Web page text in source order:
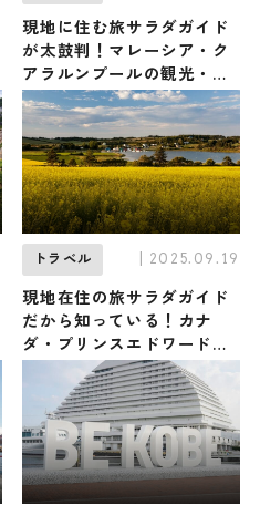
現地に住む旅サラダガイド
が太鼓判！マレーシア・ク
アラルンプールの観光・グ
ルメ・お土産
トラベル | 2025.09.19
現地在住の旅サラダガイド
だから知っている！カナ
ダ・プリンスエドワード島
の観光・グルメ・お土産